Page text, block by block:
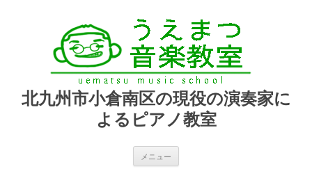
北九州市小倉南区の現役の演奏家に
よるピアノ教室
メニュー